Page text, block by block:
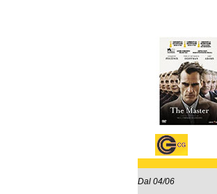
Dal 04/06